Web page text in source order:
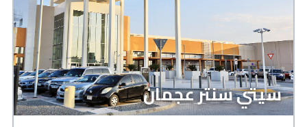
سيتي سنتر عجمان